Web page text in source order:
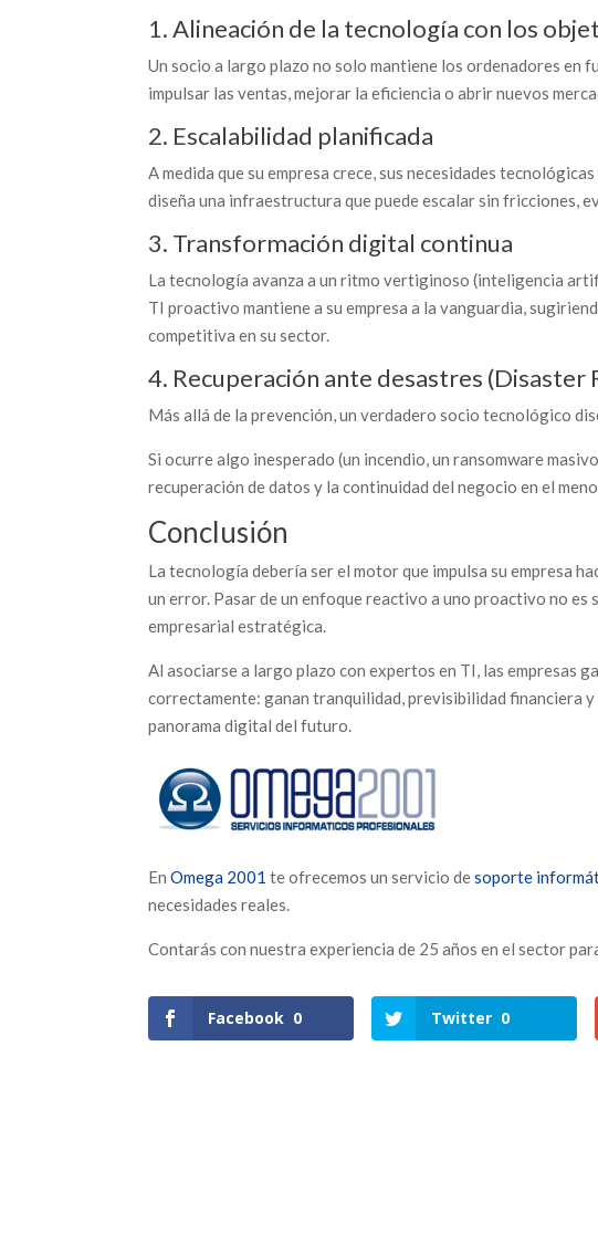
1. Alineación de la tecnología con los
Un socio a largo plazo no solo mantiene los ordenadores en
impulsar las ventas, mejorar la eficiencia o abrir nuevos
2. Escalabilidad planificada
A medida que su empresa crece, sus necesidades
diseña una infraestructura que puede escalar sin fricciones,
3. Transformación digital continua
La tecnología avanza a un ritmo vertiginoso (inteligencia
TI proactivo mantiene a su empresa a la vanguardia,
competitiva en su sector.
4. Recuperación ante desastres (Disaster
Más allá de la prevención, un verdadero socio tecnológico
Si ocurre algo inesperado (un incendio, un ransomware
recuperación de datos y la continuidad del negocio en el
Conclusión
La tecnología debería ser el motor que impulsa su empresa
un error. Pasar de un enfoque reactivo a uno proactivo no es
empresarial estratégica.
Al asociarse a largo plazo con expertos en TI, las empresas
correctamente: ganan tranquilidad, previsibilidad financiera
panorama digital del futuro.
EnOmega 2001 te ofrecemos un servicio desoporte
necesidades reales.
Contarás con nuestra experiencia de 25 años en el sector
Facebook 0 Twitter 0